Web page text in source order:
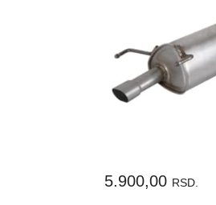
5.900,00 RSD.